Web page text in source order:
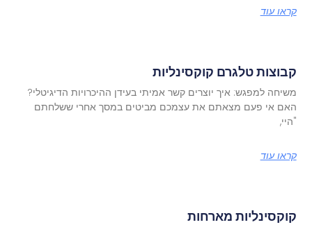
קראו עוד
קבוצות טלגרם קוקסינליות
משיחה למפגש: איך יוצרים קשר אמיתי בעידן ההיכרויות הדיגיטלי?
האם אי פעם מצאתם את עצמכם מביטים במסך אחרי ששלחתם
"היי,
קראו עוד
קוקסינליות מארחות